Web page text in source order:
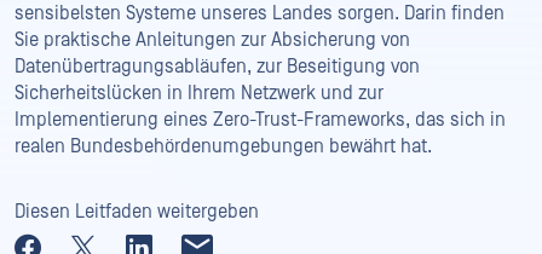
sensibelsten Systeme unseres Landes sorgen. Darin finden
Sie praktische Anleitungen zur Absicherung von
Datenübertragungsabläufen, zur Beseitigung von
Sicherheitslücken in Ihrem Netzwerk und zur
Implementierung eines Zero-Trust-Frameworks, das sich in
realen Bundesbehördenumgebungen bewährt hat.
Diesen Leitfaden weitergeben